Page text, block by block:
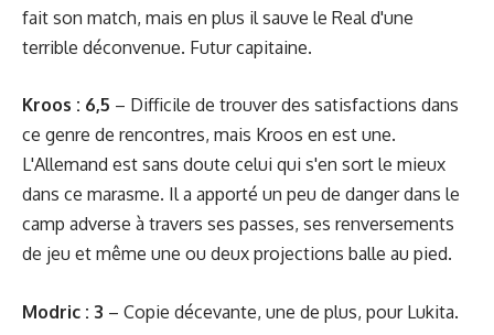
fait son match, mais en plus il sauve le Real d'une
terrible déconvenue. Futur capitaine.
Kroos : 6,5 – Difficile de trouver des satisfactions dans
ce genre de rencontres, mais Kroos en est une.
L'Allemand est sans doute celui qui s'en sort le mieux
dans ce marasme. Il a apporté un peu de danger dans le
camp adverse à travers ses passes, ses renversements
de jeu et même une ou deux projections balle au pied.
Modric : 3 – Copie décevante, une de plus, pour Lukita.